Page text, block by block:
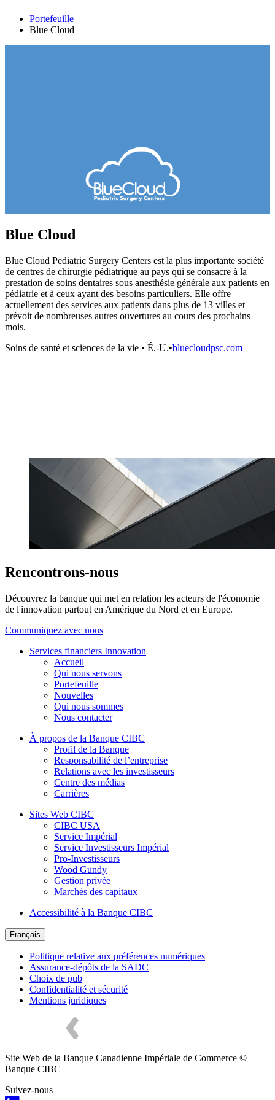
Portefeuille
Blue Cloud
Blue Cloud
Blue Cloud Pediatric Surgery Centers est la plus importante société
de centres de chirurgie pédiatrique au pays qui se consacre à la
prestation de soins dentaires sous anesthésie générale aux patients en
pédiatrie et à ceux ayant des besoins particuliers. Elle offre
actuellement des services aux patients dans plus de 13 villes et
prévoit de nombreuses autres ouvertures au cours des prochains
mois.
Soins de santé et sciences de la vie • É.-U.•bluecloudpsc.com
Rencontrons-nous
Découvrez la banque qui met en relation les acteurs de l'économie
de l'innovation partout en Amérique du Nord et en Europe.
Communiquez avec nous
Services financiers Innovation
Accueil
Qui nous servons
Portefeuille
Nouvelles
Qui nous sommes
Nous contacter
À propos de la Banque CIBC
Profil de la Banque
Responsabilité de l’entreprise
Relations avec les investisseurs
Centre des médias
Carrières
Sites Web CIBC
CIBC USA
Service Impérial
Service Investisseurs Impérial
Pro-Investisseurs
Wood Gundy
Gestion privée
Marchés des capitaux
Accessibilité à la Banque CIBC
Français
Politique relative aux préférences numériques
Assurance-dépôts de la SADC
Choix de pub
Confidentialité et sécurité
Mentions juridiques
Site Web de la Banque Canadienne Impériale de Commerce ©
Banque CIBC
Suivez-nous